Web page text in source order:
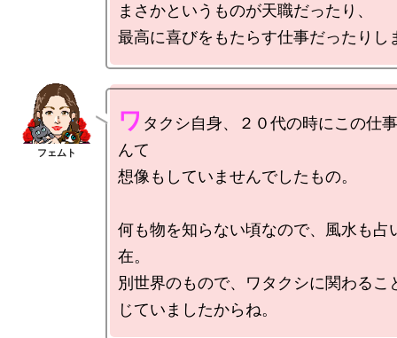
まさかというものが天職だったり、
ワ タクシ自身、２０代の時にこの仕
んて
想像もしていませんでしたもの。
何も物を知らない頃なので、風水も占
在。
別世界のもので、ワタクシに関わるこ